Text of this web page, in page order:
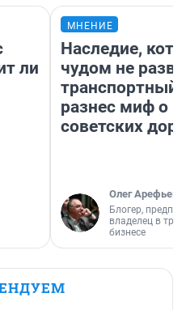
ли
МНЕНИЕ
Наследие,
чудом не
транспортный
разнес миф о
советских
Олег Арефьев
Блогер,
владелец в
бизнесе